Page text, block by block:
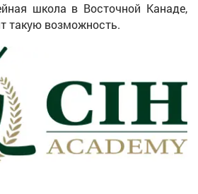
школа в Восточной Канаде,
такую возможность.